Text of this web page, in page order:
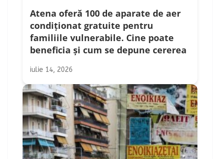
Atena oferă 100 de aparate de aer
condiționat gratuite pentru
familiile vulnerabile. Cine poate
beneficia și cum se depune cererea
iulie 14, 2026